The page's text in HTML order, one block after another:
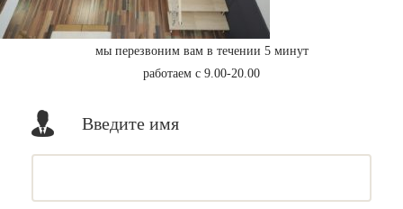
мы перезвоним вам в течении 5 минут
работаем с 9.00-20.00
Введите имя